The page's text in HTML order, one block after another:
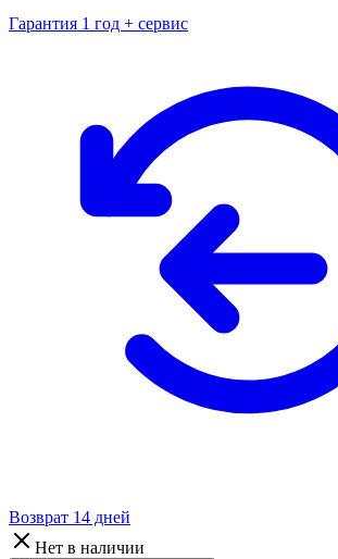
Гарантия 1 год + сервис
Возврат 14 дней
Нет в наличии